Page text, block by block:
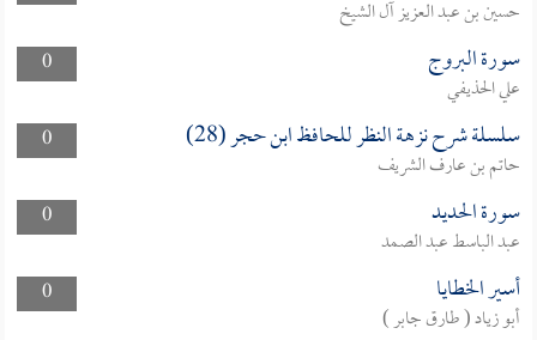
حسين بن عبد العزيز آل الشيخ
0
سورة البروج
علي الحذيفي
0
سلسلة شرح نزهة النظر للحافظ ابن حجر (28)
حاتم بن عارف الشريف
0
سورة الحديد
عبد الباسط عبد الصمد
0
أسير الخطايا
أبو زياد ( طارق جابر )